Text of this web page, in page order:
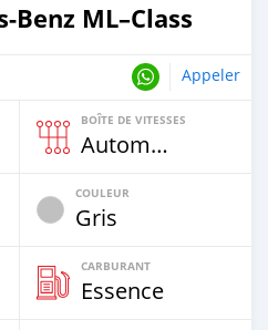
Benz ML–Class
Appeler
BOÎTE DE VITESSES
Automatique
COULEUR
Gris
CARBURANT
Essence